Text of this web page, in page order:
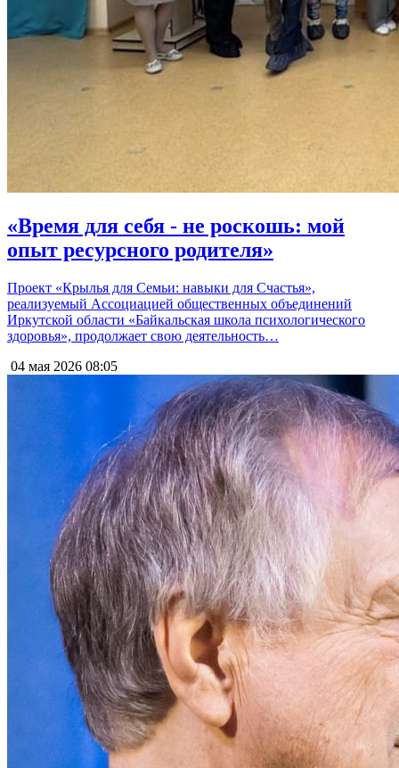
«Время для себя - не роскошь: мой
опыт ресурсного родителя»
Проект «Крылья для Семьи: навыки для Счастья»,
реализуемый Ассоциацией общественных объединений
Иркутской области «Байкальская школа психологического
здоровья», продолжает свою деятельность…
04 мая 2026 08:05